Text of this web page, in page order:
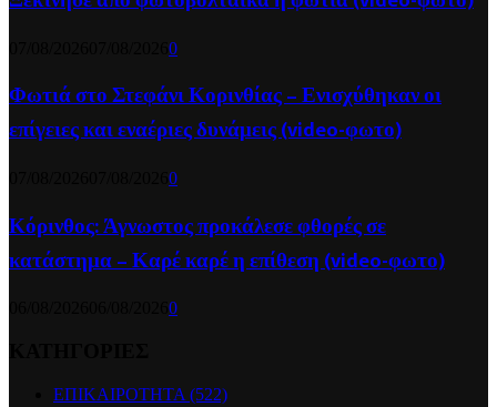
0
Φωτιά στο Στεφάνι Κορινθίας – Ενισχύθηκαν οι
επίγειες και εναέριες δυνάμεις (video-φωτο)
0
Κόρινθος: Άγνωστος προκάλεσε φθορές σε
κατάστημα – Καρέ καρέ η επίθεση (video-φωτο)
0
ΕΠΙΚΑΙΡΟΤΗΤΑ (522)